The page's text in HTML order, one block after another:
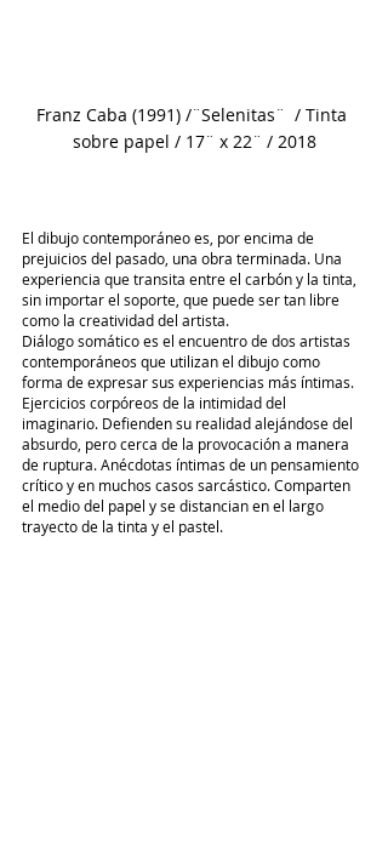
Franz Caba (1991) /¨Selenitas¨  / Tinta
sobre papel / 17¨ x 22¨ / 2018
El dibujo contemporáneo es, por encima de
prejuicios del pasado, una obra terminada. Una
experiencia que transita entre el carbón y la tinta,
sin importar el soporte, que puede ser tan libre
como la creatividad del artista.
Diálogo somático es el encuentro de dos artistas
contemporáneos que utilizan el dibujo como
forma de expresar sus experiencias más íntimas.
Ejercicios corpóreos de la intimidad del
imaginario. Defienden su realidad alejándose del
absurdo, pero cerca de la provocación a manera
de ruptura. Anécdotas íntimas de un pensamiento
crítico y en muchos casos sarcástico. Comparten
el medio del papel y se distancian en el largo
trayecto de la tinta y el pastel.